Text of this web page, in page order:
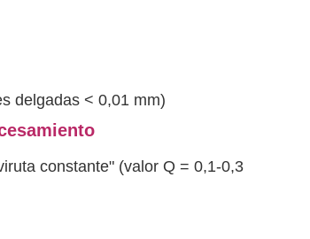
delgadas < 0,01 mm)
constante" (valor Q = 0,1-0,3